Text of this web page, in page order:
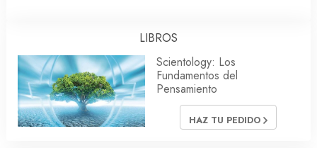
LIBROS
Scientology: Los
Fundamentos del
Pensamiento
HAZ TU PEDIDO